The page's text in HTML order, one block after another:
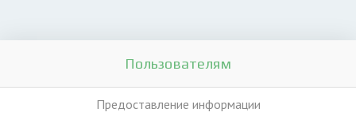
Пользователям
Предоставление информации